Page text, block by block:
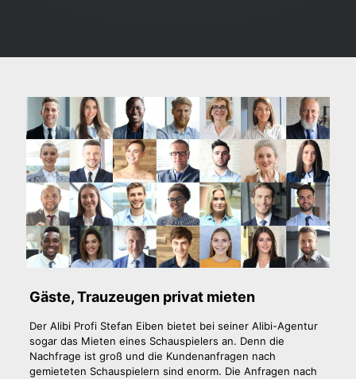
Gäste, Trauzeugen privat mieten
Der Alibi Profi Stefan Eiben bietet bei seiner Alibi-Agentur
sogar das Mieten eines Schauspielers an. Denn die
Nachfrage ist groß und die Kundenanfragen nach
gemieteten Schauspielern sind enorm. Die Anfragen nach